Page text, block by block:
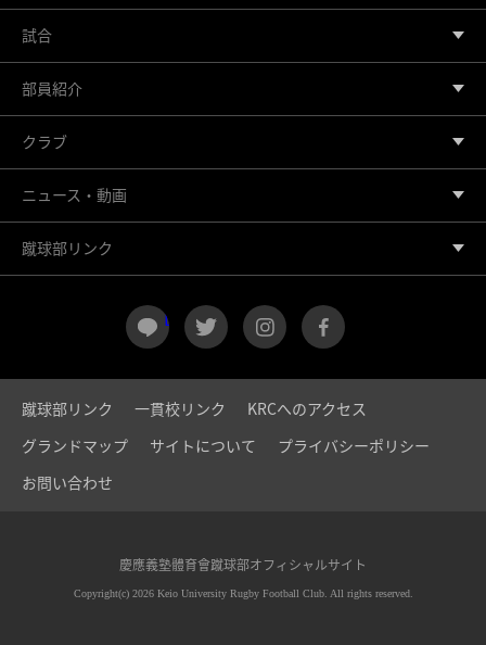
LINE twitter instagram
試合
部員紹介
クラブ
ニュース・動画
蹴球部リンク
蹴球部リンク 一貫校リンク
KRCへのアクセス
グランドマップ
サイトについて
プライバシーポリシー
お問い合わせ
慶應義塾體育會蹴球部オフィシャルサイト
Copyright(c) 2026 Keio University Rugby Football Club. All rights reserved.